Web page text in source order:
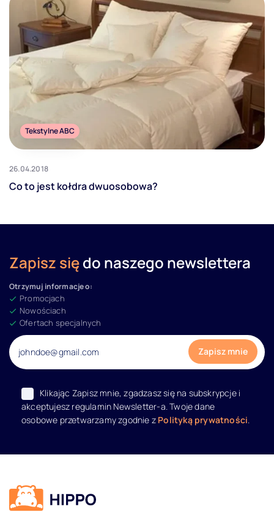
Tekstylne ABC
26.04.2018
Co to jest kołdra dwuosobowa?
Zapisz siędo naszego newslettera
Otrzymuj informacje o:
Promocjach
Nowościach
Ofertach specjalnych
Klikając Zapisz mnie, zgadzasz się na subskrypcje i
akceptujesz regulamin Newsletter-a. Twoje dane
osobowe przetwarzamy zgodnie z Polityką prywatności.
Dane kontaktowe i informacje